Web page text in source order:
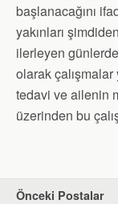
başlanacağını
yakınları
ilerleyen
olarak çalışmalar
tedavi ve ailenin
üzerinden bu
Önceki Postalar